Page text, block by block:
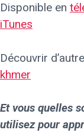
Disponible en
iTunes
Découvrir
khmer
Et vous quelles
utilisez pour